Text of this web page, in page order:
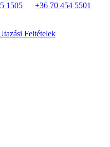
1505
+36 70 454 5501
Feltételek